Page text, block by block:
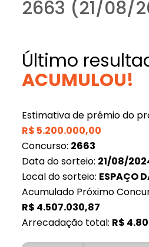
2663 (21/08/
Último
ACUMULOU!
Estimativa de prêmio do
R$ 5.200.000,00
Concurso: 2663
Data do sorteio: 21/08/
Local do sorteio: ESPAÇO
Acumulado Próximo
R$ 4.507.030,87
Arrecadação total: R$